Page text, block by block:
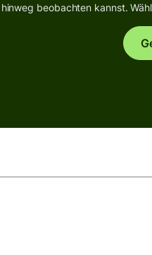
hinweg beobachten kannst.